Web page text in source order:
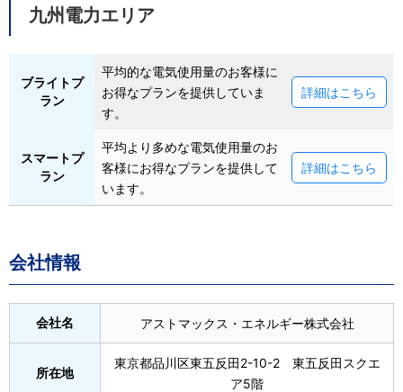
九州電力エリア
ブライトプ
ラン
平均的な電気使用量のお客様に
お得なプランを提供していま
す。
詳細はこちら
スマートプ
ラン
平均より多めな電気使用量のお
客様にお得なプランを提供して
います。
詳細はこちら
会社情報
会社名 アストマックス・エネルギー株式会社
所在地
東京都品川区東五反田2-10-2 東五反田スクエ
ア5階